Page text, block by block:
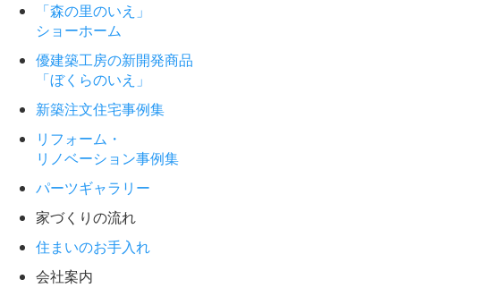
「森の里のいえ」
ショーホーム
優建築工房の新開発商品
「ぼくらのいえ」
新築注文住宅事例集
リフォーム・
リノベーション事例集
パーツギャラリー
家づくりの流れ
住まいのお手入れ
会社案内